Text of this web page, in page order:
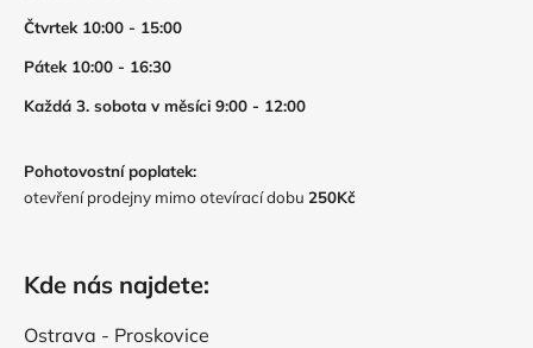
Čtvrtek 10:00 - 15:00
Pátek 10:00 - 16:30
Každá 3. sobota v měsíci 9:00 - 12:00
Pohotovostní poplatek:
otevření prodejny mimo otevírací dobu 250Kč
Kde nás najdete:
Ostrava - Proskovice